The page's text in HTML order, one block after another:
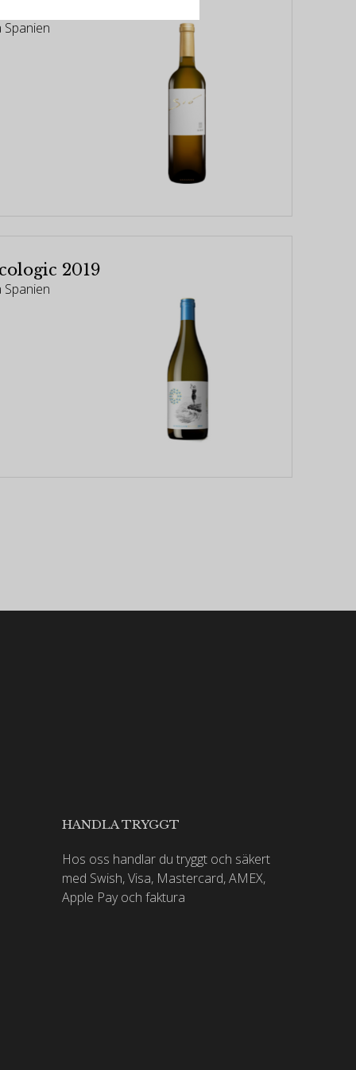
2019
HANDLA TRYGGT
Hos oss handlar du tryggt och säkert
med Swish, Visa, Mastercard, AMEX,
Apple Pay och faktura